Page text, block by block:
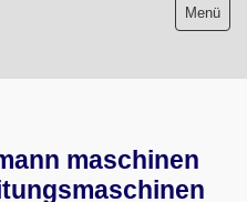
Menü
maschinen